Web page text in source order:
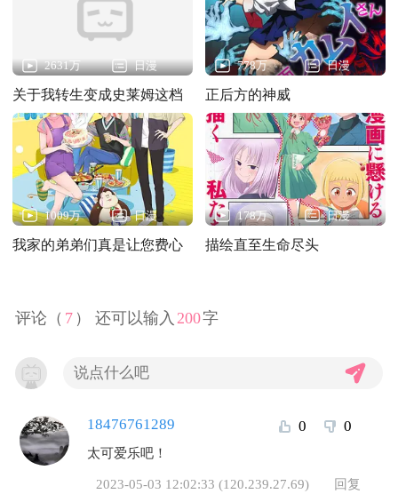
2631万 日漫
关于我转生变成史莱姆这档
事第四季
778万 日漫
正后方的神威
1009万 日漫
我家的弟弟们真是让您费心
178万 日漫
描绘直至生命尽头
评论（ 7 ） 还可以输入 200字
18476761289 0 0
太可爱乐吧！
2023-05-03 12:02:33 (120.239.27.69)
回复